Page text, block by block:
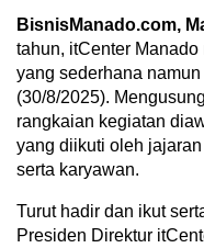
BisnisManado.com,
tahun, itCenter
yang sederhana
(30/8/2025).
rangkaian kegiatan
yang diikuti oleh
serta karyawan.
Turut hadir dan ikut
Presiden Direktur